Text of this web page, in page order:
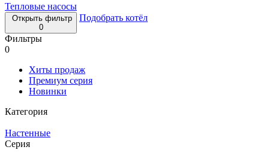
Тепловые насосы
Открыть фильтр
0
Подобрать котёл
Фильтры
0
Хиты продаж
Премиум серия
Новинки
Категория
Настенные
Серия